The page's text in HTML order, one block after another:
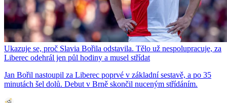
Ukazuje se, proč Slavia Bořila odstavila. Tělo už nespolupracuje, za
Liberec odehrál jen půl hodiny a musel střídat
Jan Bořil nastoupil za Liberec poprvé v základní sestavě, a po 35
minutách šel dolů. Debut v Brně skončil nuceným střídáním.